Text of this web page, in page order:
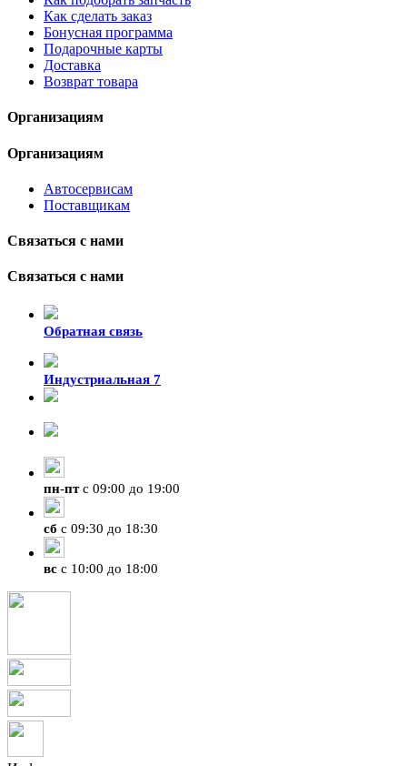
Как сделать заказ
Бонусная программа
Подарочные карты
Доставка
Возврат товара
Организациям
Организациям
Автосервисам
Поставщикам
Связаться с нами
Связаться с нами
Обратная связь
Индустриальная 7
пн-птс 09:00 до 19:00
сб с 09:30 до 18:30
вс с 10:00 до 18:00